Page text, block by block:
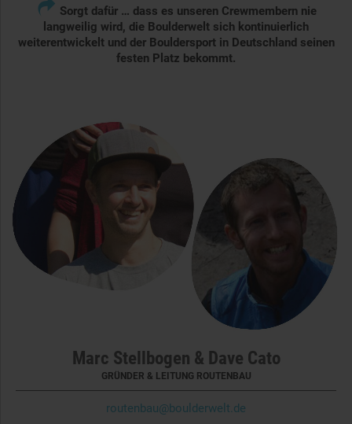
 Sorgt dafür … dass es unseren Crewmembern nie
langweilig wird, die Boulderwelt sich kontinuierlich
weiterentwickelt und der Bouldersport in Deutschland seinen
festen Platz bekommt.
Marc Stellbogen & Dave Cato
GRÜNDER & LEITUNG ROUTENBAU
routenbau@boulderwelt.de